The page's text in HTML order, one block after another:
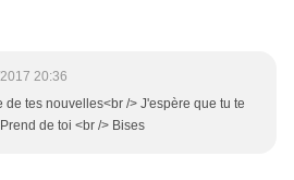
20:36
de tes nouvelles<br /> J'espère que tu te
de toi <br /> Bises